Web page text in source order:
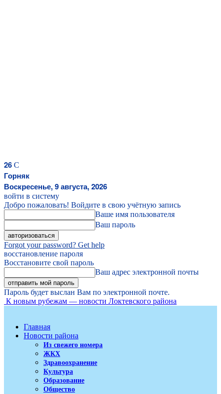
26 C
Горняк
Воскресенье, 9 августа, 2026
войти в систему
Добро пожаловать! Войдите в свою учётную запись
Ваше имя пользователя
Ваш пароль
Forgot your password? Get help
восстановление пароля
Восстановите свой пароль
Ваш адрес электронной почты
Пароль будет выслан Вам по электронной почте.
К новым рубежам — новости Локтевского района
Главная
Новости района
Из свежего номера
ЖКХ
Здравоохранение
Культура
Образование
Общество